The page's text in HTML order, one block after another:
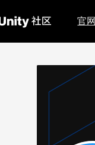
官网